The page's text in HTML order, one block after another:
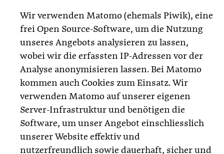
Wir verwenden Matomo (ehemals Piwik), eine
frei Open Source-Software, um die Nutzung
unseres Angebots analysieren zu lassen,
wobei wir die erfassten IP-Adressen vor der
Analyse anonymisieren lassen. Bei Matomo
kommen auch Cookies zum Einsatz. Wir
verwenden Matomo auf unserer eigenen
Server-Infrastruktur und benötigen die
Software, um unser Angebot einschliesslich
unserer Website effektiv und
nutzerfreundlich sowie dauerhaft, sicher und